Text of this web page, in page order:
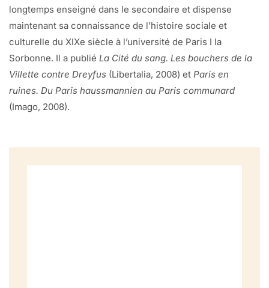
longtemps enseigné dans le secondaire et dispense
maintenant sa connaissance de l’histoire sociale et
culturelle du XIXe siècle à l’université de Paris I la
Sorbonne. Il a publié La Cité du sang. Les bouchers de la
Villette contre Dreyfus (Libertalia, 2008) et Paris en
ruines. Du Paris haussmannien au Paris communard
(Imago, 2008).